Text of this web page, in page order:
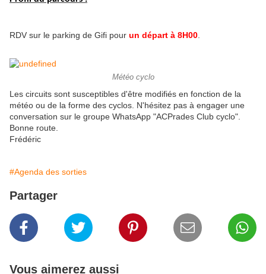
RDV sur le parking de Gifi pour un départ à 8H00
Météo cyclo
Les circuits sont susceptibles d'être modifiés en fonction de la
météo ou de la forme des cyclos. N'hésitez pas à engager une
conversation sur le groupe WhatsApp "ACPrades Club cyclo".
Bonne route.
Frédéric
#Agenda des sorties
Partager
Vous aimerez aussi